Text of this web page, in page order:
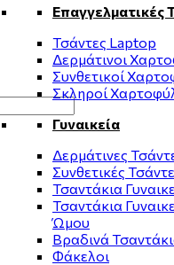
Επαγγελματικές
Τσάντες Laptop
Δερμάτινοι
Συνθετικοί
Σκληροί
Γυναικεία
Δερμάτινες
Συνθετικές
Τσαντάκια
Τσαντάκια
Ώμου
Βραδινά
Φάκελοι